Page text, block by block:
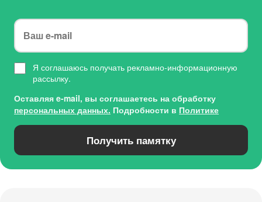
Я соглашаюсь получать рекламно-информационную
рассылку.
Оставляя e-mail, вы соглашаетесь на обработку
персональных данных. Подробности в Политике
Получить памятку